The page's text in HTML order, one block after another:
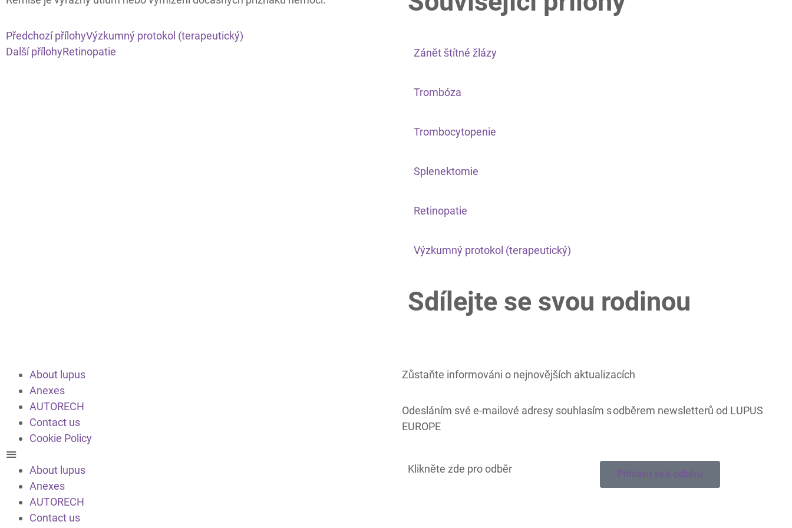
Předchozí přílohyVýzkumný protokol (terapeutický)
Další přílohyRetinopatie Zánět štítné žlázy
Trombóza
Trombocytopenie
Splenektomie
Retinopatie
Výzkumný protokol (terapeutický)
Sdílejte se svou rodinou
About lupus
Anexes
AUTORECH
Contact us
Cookie Policy
About lupus
Anexes
AUTORECH
Contact us
Zůstaňte informováni o nejnovějších aktualizacích
Odesláním své e-mailové adresy souhlasím s odběrem newsletterů od LUPUS
EUROPE
Klikněte zde pro odběr Přihlásit se k odběru